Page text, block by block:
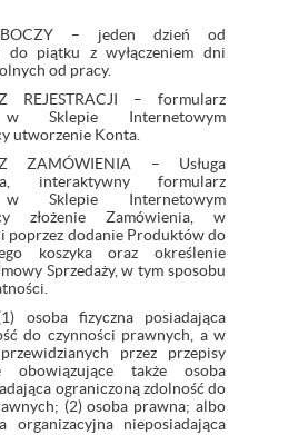
– jeden dzień od
do piątku z wyłączeniem dni
od pracy.
REJESTRACJI – formularz
Sklepie Internetowym
utworzenie Konta.
ZAMÓWIENIA – Usługa
interaktywny formularz
Sklepie Internetowym
złożenie Zamówienia, w
poprzez dodanie Produktów do
koszyka oraz określenie
Sprzedaży, w tym sposobu
osoba fizyczna posiadająca
do czynności prawnych, a w
przez przepisy
obowiązujące także osoba
ograniczoną zdolność do
(2) osoba prawna; albo
organizacyjna nieposiadająca